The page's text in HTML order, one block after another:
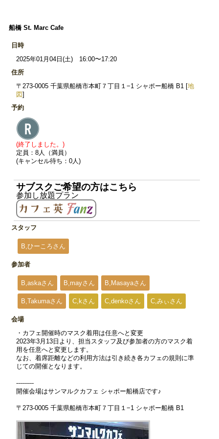
船橋 St. Marc Cafe
日時
2025年01月04日(土) 16:00〜17:20
住所
〒273-0005 千葉県船橋市本町７丁目１−1 シャポー船橋 B1 [地
図]
予約
(終了しました。)
定員：8人（満員）
(キャンセル待ち：0人)
サブスクご希望の方はこちら
参加し放題プラン
スタッフ
B,ひーころさん
参加者
B,askaさん B,mayさん B,Masayaさん
B,Takumaさん C,kさん C,denkoさん C,みぃさん
会場
・カフェ開催時のマスク着用は任意へと変更
2023年3月13日より、担当スタッフ及び参加者の方のマスク着
用を任意へと変更します。
なお、着席距離などの利用方法は引き続き各カフェの規則に準
じての開催となります。
---------
開催会場はサンマルクカフェ シャポー船橋店です♪
〒273-0005 千葉県船橋市本町７丁目１−1 シャポー船橋 B1